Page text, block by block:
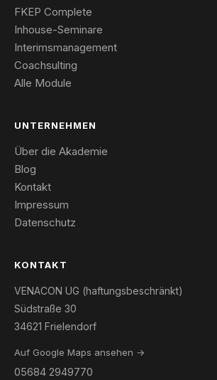
FKEP Complete
Inhouse-Seminare
Interimsmanagement
Coachsulting
Alle Module
UNTERNEHMEN
Über die Akademie
Blog
Kontakt
Impressum
Datenschutz
KONTAKT
VENACON UG (haftungsbeschränkt)
Südstraße 30
34621 Frielendorf
Auf Google Maps ansehen →
05684 2949770